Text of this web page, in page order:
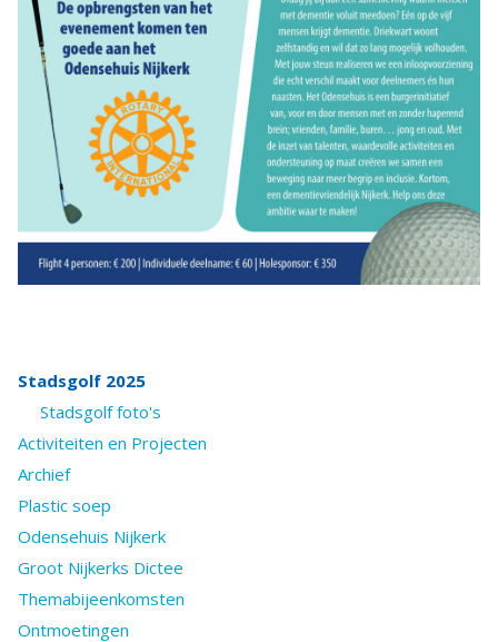
Stadsgolf 2025
Stadsgolf foto's
Activiteiten en Projecten
Archief
Plastic soep
Odensehuis Nijkerk
Groot Nijkerks Dictee
Themabijeenkomsten
Ontmoetingen